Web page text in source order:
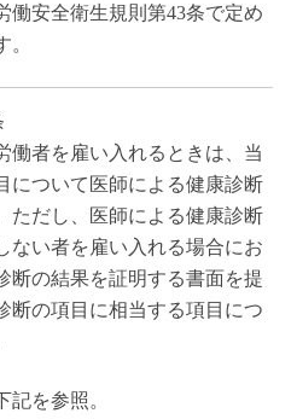
働安全衛生規則第43条で定め
働者を雇い入れるときは、当
について医師による健康診断
ただし、医師による健康診断
ない者を雇い入れる場合にお
断の結果を証明する書面を提
断の項目に相当する項目につ
を参照。